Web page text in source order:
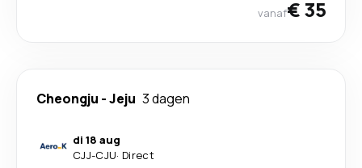
vanaf€ 35
Cheongju -Jeju 3 dagen
di 18 aug
CJJ-CJU· Direct